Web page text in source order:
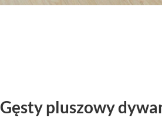
Gęsty pluszowy